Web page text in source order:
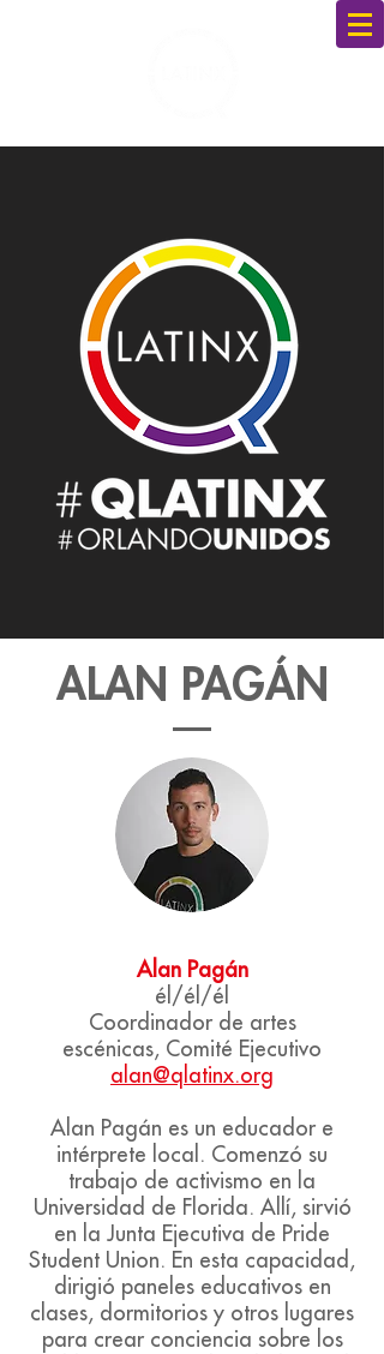
ALAN PAGÁN
Alan Pagán
él/él/él
Coordinador de artes
escénicas, Comité Ejecutivo
alan@qlatinx.org
Alan Pagán es un educador e
intérprete local. Comenzó su
trabajo de activismo en la
Universidad de Florida. Allí, sirvió
en la Junta Ejecutiva de Pride
Student Union. En esta capacidad,
dirigió paneles educativos en
clases, dormitorios y otros lugares
para crear conciencia sobre los